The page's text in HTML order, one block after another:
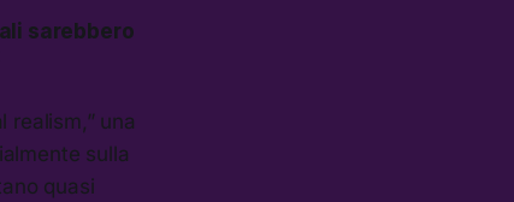
sarebbero
realism,” una
sulla
quasi